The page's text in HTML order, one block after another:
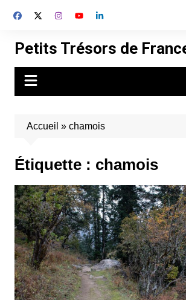
Petits Trésors de
Accueil » chamois
Étiquette : chamois